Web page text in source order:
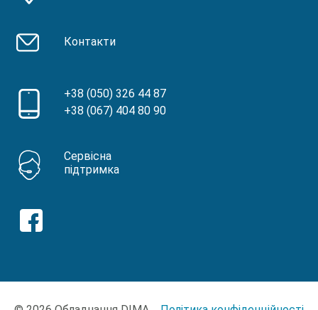
Контакти
+38 (050) 326 44 87
+38 (067) 404 80 90
Сервісна
підтримка